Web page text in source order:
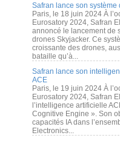
Safran lance son système
Paris, le 18 juin 2024 À
Eurosatory 2024, Safran
annoncé le lancement de
drones Skyjacker. Ce
croissante des drones,
bataille qu’à...
Safran lance son
ACE
Paris, le 19 juin 2024 À
Eurosatory 2024, Safran
l’intelligence artificielle
Cognitive Engine ». Son
capacités IA dans
Electronics...